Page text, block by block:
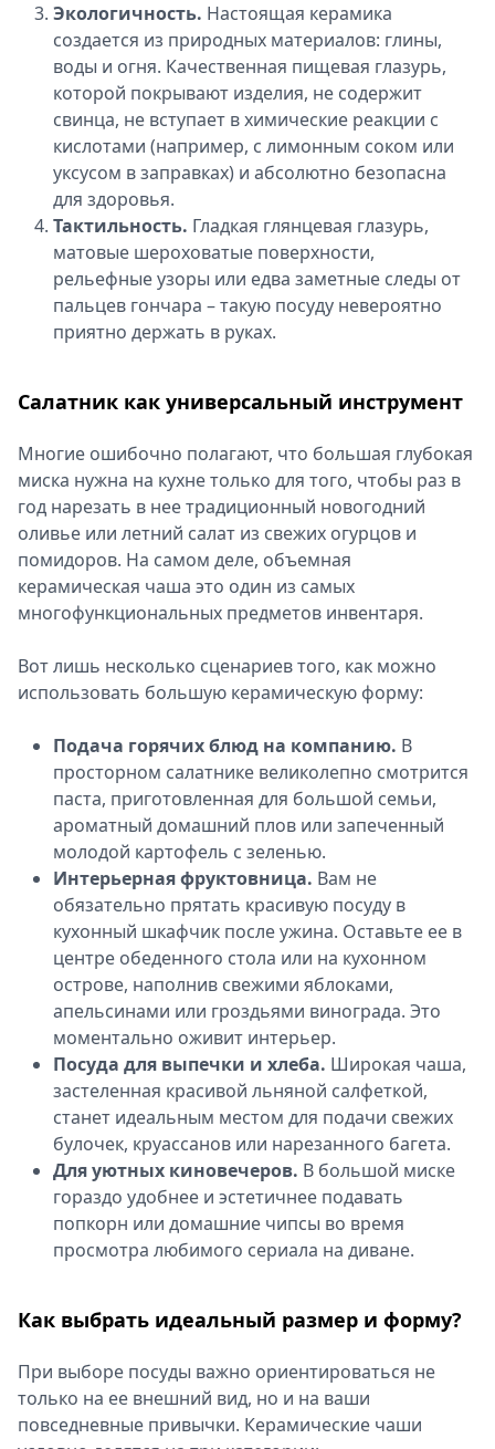
Экологичность. Настоящая керамика
создается из природных материалов: глины,
воды и огня. Качественная пищевая глазурь,
которой покрывают изделия, не содержит
свинца, не вступает в химические реакции с
кислотами (например, с лимонным соком или
уксусом в заправках) и абсолютно безопасна
для здоровья.
Тактильность. Гладкая глянцевая глазурь,
матовые шероховатые поверхности,
рельефные узоры или едва заметные следы от
пальцев гончара – такую посуду невероятно
приятно держать в руках.
Салатник как универсальный инструмент
Многие ошибочно полагают, что большая глубокая
миска нужна на кухне только для того, чтобы раз в
год нарезать в нее традиционный новогодний
оливье или летний салат из свежих огурцов и
помидоров. На самом деле, объемная
керамическая чаша это один из самых
многофункциональных предметов инвентаря.
Вот лишь несколько сценариев того, как можно
использовать большую керамическую форму:
Подача горячих блюд на компанию. В
просторном салатнике великолепно смотрится
паста, приготовленная для большой семьи,
ароматный домашний плов или запеченный
молодой картофель с зеленью.
Интерьерная фруктовница. Вам не
обязательно прятать красивую посуду в
кухонный шкафчик после ужина. Оставьте ее в
центре обеденного стола или на кухонном
острове, наполнив свежими яблоками,
апельсинами или гроздьями винограда. Это
моментально оживит интерьер.
Посуда для выпечки и хлеба. Широкая чаша,
застеленная красивой льняной салфеткой,
станет идеальным местом для подачи свежих
булочек, круассанов или нарезанного багета.
Для уютных киновечеров. В большой миске
гораздо удобнее и эстетичнее подавать
попкорн или домашние чипсы во время
просмотра любимого сериала на диване.
Как выбрать идеальный размер и форму?
При выборе посуды важно ориентироваться не
только на ее внешний вид, но и на ваши
повседневные привычки. Керамические чаши